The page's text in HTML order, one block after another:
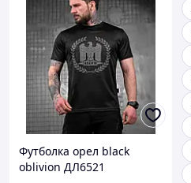
Футболка орел black
oblivion ДЛ6521